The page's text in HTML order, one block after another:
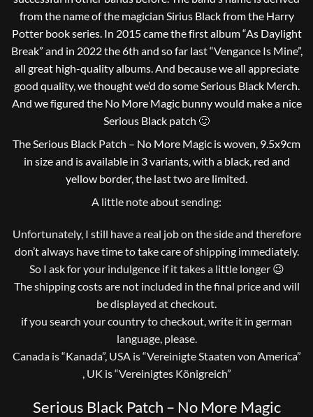
from the name of the magician Sirius Black from the Harry
Potter book series. In 2015 came the first album “As Daylight
Break” and in 2022 the 6th and so far last “Vengance Is Mine”,
all great high-quality albums. And because we all appreciate
good quality, we thought we’d do some Serious Black Merch.
And we figured the No More Magic bunny would make a nice
Serious Black patch 🙂
The Serious Black Patch – No More Magic is woven, 9.5x9cm
in size and is available in 3 variants, with a black, red and
yellow border, the last two are limited.
A little note about sending:
Unfortunately, I still have a real job on the side and therefore
don’t always have time to take care of shipping immediately.
So I ask for your indulgence if it takes a little longer 😉
The shipping costs are not included in the final price and will
be displayed at checkout.
if you search your country to checkout, write it in german
language, please.
Canada is “Kanada”, USA is “Vereinigte Staaten von America”
, UK is “Vereinigtes Königreich”
Serious Black Patch – No More Magic